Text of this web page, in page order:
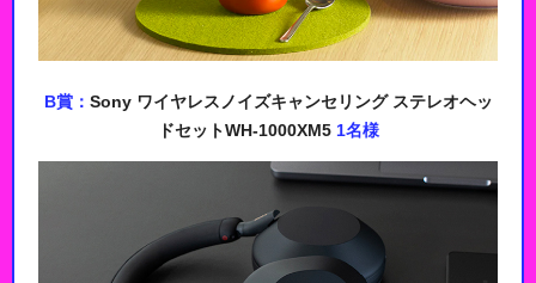
B賞： Sony ワイヤレスノイズキャンセリング ステレオヘッ
ドセットWH-1000XM5 1名様